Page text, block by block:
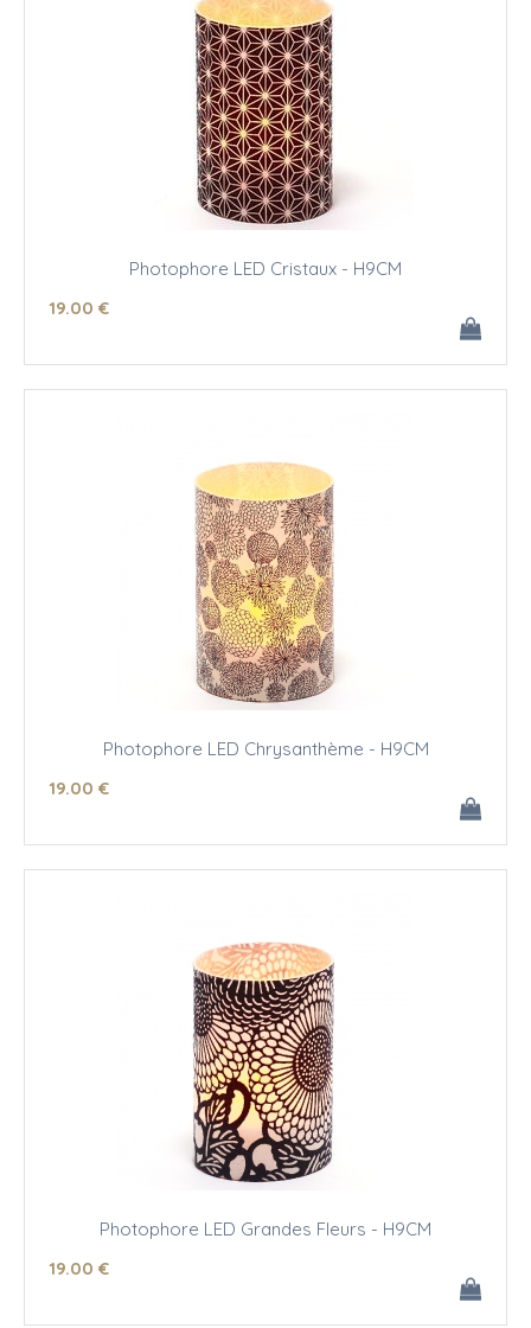
Photophore LED Cristaux - H9CM
19.00 €
Photophore LED Chrysanthème - H9CM
19.00 €
Photophore LED Grandes Fleurs - H9CM
19.00 €